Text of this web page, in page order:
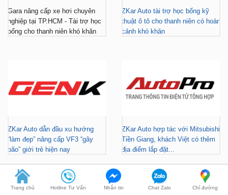
Gara nâng cấp xe hơi chuyên
nghiệp tại TP.HCM - Tài trợ học
bổng cho thanh niên khó khăn
ZKar Auto tài trợ học bổng kỹ
thuật ô tô cho thanh niên có hoàn
cảnh khó khăn
ZKar Auto dẫn đầu xu hướng
“làm đẹp” nâng cấp VF3 “gây
bão” giới trẻ hiện nay
ZKar Auto hợp tác với Mitsubishi
Tiền Giang, khách Việt có thêm
địa điểm lắp đặt...
Trang chủ Hotline Tư Vấn Nhắn tin Chat Zalo Chỉ đường